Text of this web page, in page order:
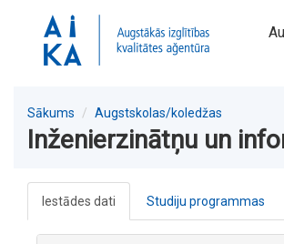
Sākums Augstskolas/koledžas
Inženierzinātņu un
Iestādes dati Studiju programmas